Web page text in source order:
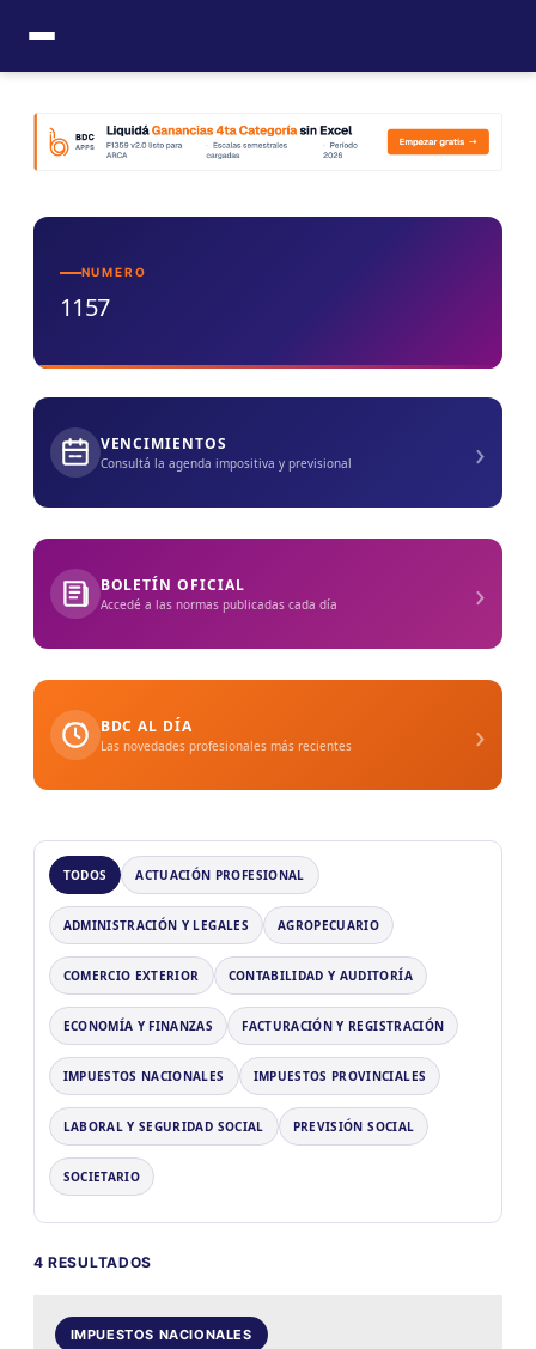
contenido
NUMERO
1157
VENCIMIENTOS
Consultá la agenda impositiva y previsional ›
BOLETÍN OFICIAL
Accedé a las normas publicadas cada día ›
BDC AL DÍA
Las novedades profesionales más recientes ›
TODOS ACTUACIÓN PROFESIONAL
ADMINISTRACIÓN Y LEGALES AGROPECUARIO
COMERCIO EXTERIOR CONTABILIDAD Y AUDITORÍA
ECONOMÍA Y FINANZAS FACTURACIÓN Y REGISTRACIÓN
IMPUESTOS NACIONALES IMPUESTOS PROVINCIALES
LABORAL Y SEGURIDAD SOCIAL PREVISIÓN SOCIAL
SOCIETARIO
4 RESULTADOS
IMPUESTOS NACIONALES